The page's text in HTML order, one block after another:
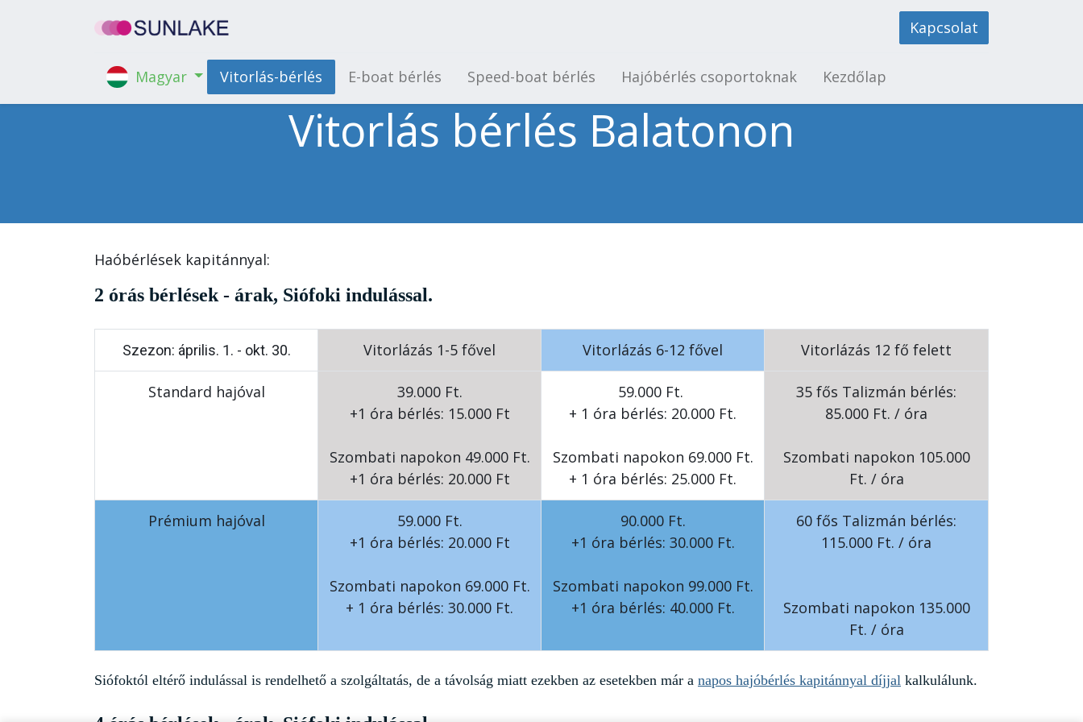
Kapcsolat
Magyar Vitorlás-bérlés E-boat bérlés Speed-boat bérlés Hajóbérlés csoportoknak Kezdőlap
Vitorlás bérlés Balatonon
Haóbérlések kapitánnyal:
2 órás bérlések - árak, Siófoki indulással.
Szezon: április. 1. - okt. 30. Vitorlázás 1-5 fővel Vitorlázás 6-12 fővel Vitorlázás 12 fő felett
Standard hajóval
39.000 Ft.
+1 óra bérlés: 15.000 Ft
Szombati napokon 49.000 Ft.
+1 óra bérlés: 20.000 Ft
59.000 Ft.
+ 1 óra bérlés: 20.000 Ft.
Szombati napokon 69.000 Ft.
+ 1 óra bérlés: 25.000 Ft.
35 fős Talizmán bérlés:
85.000 Ft. / óra
Szombati napokon 105.000
Ft. / óra
Prémium hajóval
59.000 Ft.
+1 óra bérlés: 20.000 Ft
Szombati napokon 69.000 Ft.
+ 1 óra bérlés: 30.000 Ft.
90.000 Ft.
+1 óra bérlés: 30.000 Ft.
Szombati napokon 99.000 Ft.
+1 óra bérlés: 40.000 Ft.
60 fős Talizmán bérlés:
115.000 Ft. / óra
Szombati napokon 135.000
Ft. / óra
Siófoktól eltérő indulással is rendelhető a szolgáltatás, de a távolság miatt ezekben az esetekben már a napos hajóbérlés kapitánnyal díjjal kalkulálunk.